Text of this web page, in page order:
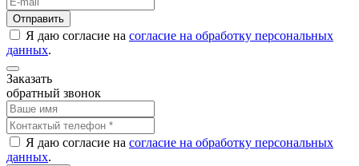
Отправить
Я даю согласие на согласие на обработку персональных
данных.
Заказать
обратный звонок
Я даю согласие на согласие на обработку персональных
данных.